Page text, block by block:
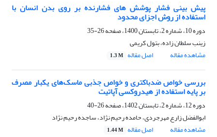
پیش بینی فشار پوشش های فشارنده بر روی بدن انسان با
استفاده از روش اجزای محدود
دوره 10، شماره 2، تابستان 1400، صفحه
26-35
زینب سلطان زاده، بتول کریمی
مشاهده مقاله
اصل مقاله 1.3 M
بررسی خواص ضدباکتری و خواص جذبی ماسک‌های یکبار مصرف
بر پایه استفاده از هیدروکسی آپاتیت
دوره 12، شماره 2، تابستان 1402، صفحه
26-40
ابوالفضل زارع مهرجردی، حامده رحیم نژاد، ساجده رحیم نژاد
مشاهده مقاله
اصل مقاله 1.44 M